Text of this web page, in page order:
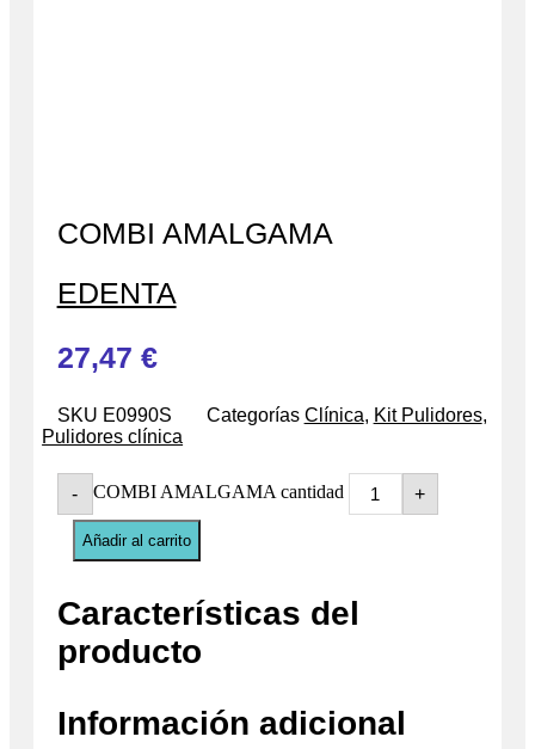
COMBI AMALGAMA
EDENTA
27,47 €
SKU E0990S Categorías Clínica, Kit Pulidores,
Pulidores clínica
- COMBI AMALGAMA cantidad +
Añadir al carrito
Características del
producto
Información adicional